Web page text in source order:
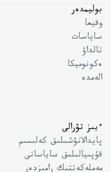
بوليمدەر
وقيعا
ساياسات
تالداۋ
ەكونوميكا
الەمدە
ءبىز تۋرالى
پايدالانۋشىلىق كەلىسىم
قۇپىيالىلىق ساياساتى